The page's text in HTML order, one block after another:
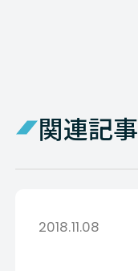
関連記事
2018.11.08